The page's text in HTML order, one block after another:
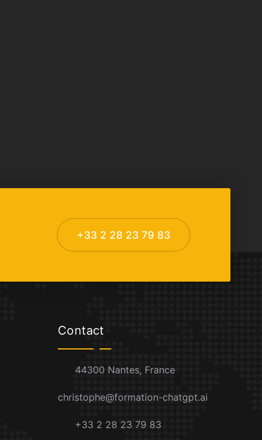
+33 2 28 23 79 83
Contact
44300 Nantes, France
christophe@formation-chatgpt.ai
+33 2 28 23 79 83